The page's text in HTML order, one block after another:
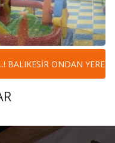
BALIKESİR ONDAN YEREL